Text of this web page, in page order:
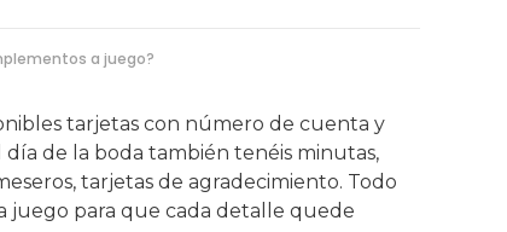
a juego?
tarjetas con número de cuenta y
día de la boda también tenéis minutas,
tarjetas de agradecimiento. Todo
juego para que cada detalle quede